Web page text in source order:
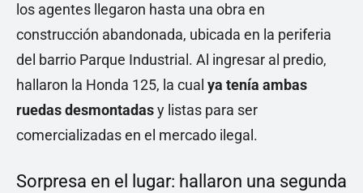
los agentes llegaron hasta una obra en
construcción abandonada, ubicada en la periferia
del barrio Parque Industrial. Al ingresar al predio,
hallaron la Honda 125, la cual ya tenía ambas
ruedas desmontadasy listas para ser
comercializadas en el mercado ilegal.
Sorpresa en el lugar: hallaron una segunda